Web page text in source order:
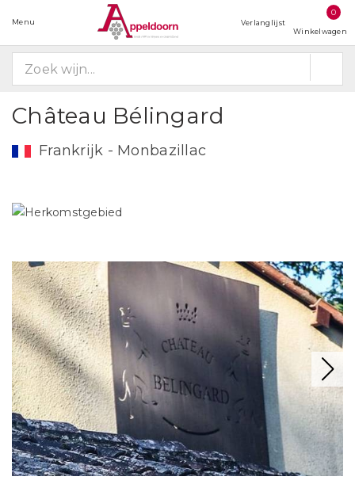
Menu Verlanglijst
0
Winkelwagen
Château Bélingard
Frankrijk - Monbazillac